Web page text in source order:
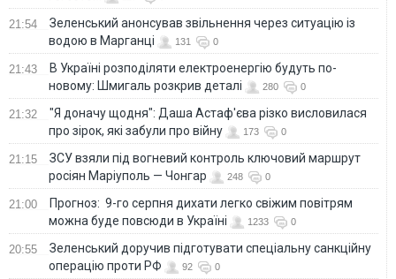
21:54
Зеленський анонсував звільнення через ситуацію із
водою в Марганці
131 0
21:43
В Україні розподіляти електроенергію будуть по-
новому: Шмигаль розкрив деталі
280 0
21:32
"Я доначу щодня": Даша Астаф'єва різко висловилася
про зірок, які забули про війну
173 0
21:15
ЗСУ взяли під вогневий контроль ключовий маршрут
росіян Маріуполь — Чонгар
248 0
21:00
Прогноз: 9-го серпня дихати легко свіжим повітрям
можна буде повсюди в Україні
1233 0
20:55
Зеленський доручив підготувати спеціальну санкційну
операцію проти РФ
92 0